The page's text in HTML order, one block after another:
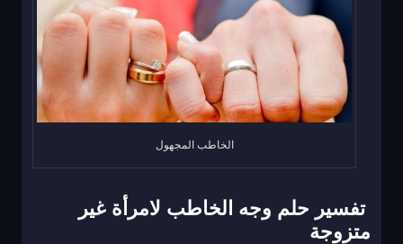
الخاطب المجهول
تفسير حلم وجه الخاطب لامرأة غير
متزوجة